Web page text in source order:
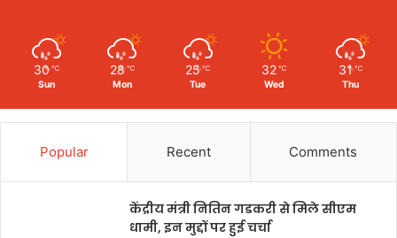
30 ℃
Sun
28 ℃
Mon
25 ℃
Tue
32 ℃
Wed
31 ℃
Thu
Popular Recent Comments
केंद्रीय मंत्री नितिन गडकरी से मिले सीएम
धामी, इन मुद्दों पर हुई चर्चा